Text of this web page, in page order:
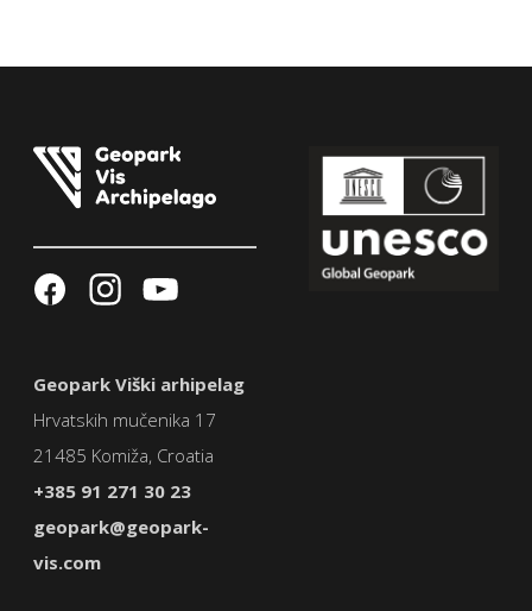
Geopark Viški arhipelag
Hrvatskih mučenika 17
21485 Komiža, Croatia
+385 91 271 30 23
geopark@geopark-
vis.com